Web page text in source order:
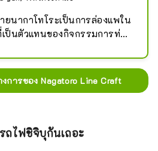
ยนากาโทโระเป็นการล่องแพใน
ป็นตัวแทนของกิจกรรมการท่อง
ริการในปี 1915 และดำเนินการ
งโดยรถไฟ Chichibu ตั้งแต่ปี
รณ์สถานทางธรรมชาติที่
ระดับประเทศด้วยเรือญี่ปุ่นแบบ
การของ Nagatoro Line Craft
ถไฟชิจิบุกันเถอะ